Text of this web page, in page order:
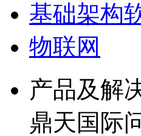
基础架构
物联网
产品及解
鼎天国际